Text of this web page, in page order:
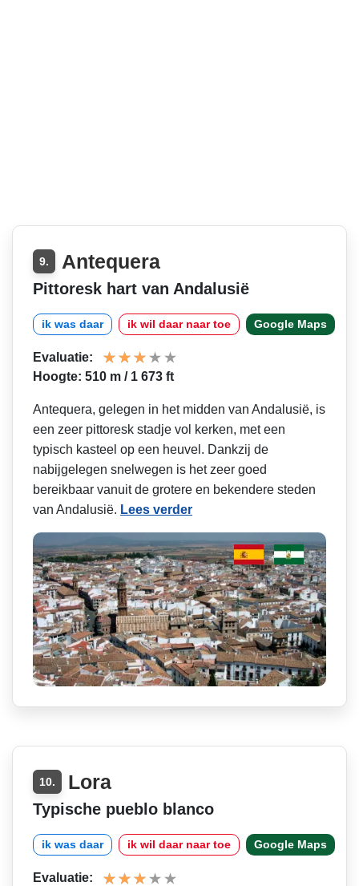
9. Antequera
Pittoresk hart van Andalusië
ik was daar ik wil daar naar toe Google Maps
Evaluatie:
Hoogte: 510 m / 1 673 ft
Antequera, gelegen in het midden van Andalusië, is
een zeer pittoresk stadje vol kerken, met een
typisch kasteel op een heuvel. Dankzij de
nabijgelegen snelwegen is het zeer goed
bereikbaar vanuit de grotere en bekendere steden
van Andalusië. Lees verder
10. Lora
Typische pueblo blanco
ik was daar ik wil daar naar toe Google Maps
Evaluatie: